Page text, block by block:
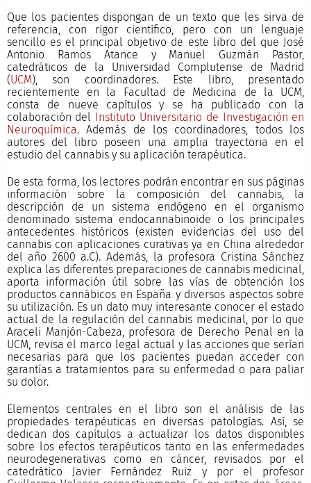
Que los pacientes dispongan de un texto que les sirva de
referencia, con rigor científico, pero con un lenguaje
sencillo es el principal objetivo de este libro del que José
Antonio Ramos Atance y Manuel Guzmán Pastor,
catedráticos de la Universidad Complutense de Madrid
(UCM), son coordinadores. Este libro, presentado
recientemente en la Facultad de Medicina de la UCM,
consta de nueve capítulos y se ha publicado con la
colaboración del Instituto Universitario de Investigación en
Neuroquímica. Además de los coordinadores, todos los
autores del libro poseen una amplia trayectoria en el
estudio del cannabis y su aplicación terapéutica.
De esta forma, los lectores podrán encontrar en sus páginas
información sobre la composición del cannabis, la
descripción de un sistema endógeno en el organismo
denominado sistema endocannabinoide o los principales
antecedentes históricos (existen evidencias del uso del
cannabis con aplicaciones curativas ya en China alrededor
del año 2600 a.C). Además, la profesora Cristina Sánchez
explica las diferentes preparaciones de cannabis medicinal,
aporta información útil sobre las vías de obtención los
productos cannábicos en España y diversos aspectos sobre
su utilización. Es un dato muy interesante conocer el estado
actual de la regulación del cannabis medicinal, por lo que
Araceli Manjón-Cabeza, profesora de Derecho Penal en la
UCM, revisa el marco legal actual y las acciones que serían
necesarias para que los pacientes puedan acceder con
garantías a tratamientos para su enfermedad o para paliar
su dolor.
Elementos centrales en el libro son el análisis de las
propiedades terapéuticas en diversas patologías. Así, se
dedican dos capítulos a actualizar los datos disponibles
sobre los efectos terapéuticos tanto en las enfermedades
neurodegenerativas como en cáncer, revisados por el
catedrático Javier Fernández Ruiz y por el profesor